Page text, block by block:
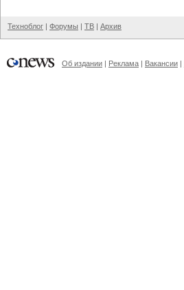
Техноблог | Форумы | ТВ | Архив
Об издании | Реклама | Вакансии |